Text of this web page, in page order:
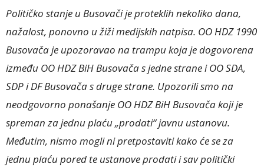
Političko stanje u Busovači je proteklih nekoliko dana,
nažalost, ponovno u žiži medijskih natpisa. OO HDZ 1990
Busovača je upozoravao na trampu koja je dogovorena
između OO HDZ BiH Busovača s jedne strane i OO SDA,
SDP i DF Busovača s druge strane. Upozorili smo na
neodgovorno ponašanje OO HDZ BiH Busovača koji je
spreman za jednu plaću „prodati“ javnu ustanovu.
Međutim, nismo mogli ni pretpostaviti kako će se za
jednu plaću pored te ustanove prodati i sav politički